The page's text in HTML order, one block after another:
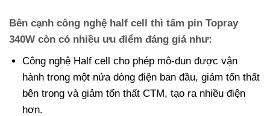
Bên cạnh công nghệ half cell thì tấm pin Topray
340W còn có nhiều ưu điểm đáng giá như:
Công nghệ Half cell cho phép mô-đun được vận
hành trong một nửa dòng điện ban đầu, giảm tổn thất
bên trong và giảm tổn thất CTM, tạo ra nhiều điện
hơn.